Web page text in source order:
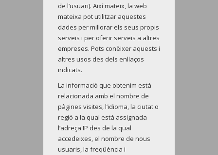
de l’usuari). Així mateix, la web
mateixa pot utilitzar aquestes
dades per millorar els seus propis
serveis i per oferir serveis a altres
empreses. Pots conèixer aquests i
altres usos des dels enllaços
indicats.
La informació que obtenim està
relacionada amb el nombre de
pàgines visites, l’idioma, la ciutat o
regió a la qual està assignada
l’adreça IP des de la qual
accedeixes, el nombre de nous
usuaris, la freqüència i